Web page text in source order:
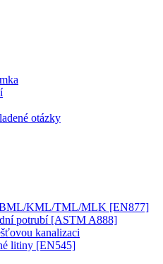
otázky
KML/TML/MLK [EN877]
potrubí [ASTM A888]
kanalizaci
litiny [EN545]